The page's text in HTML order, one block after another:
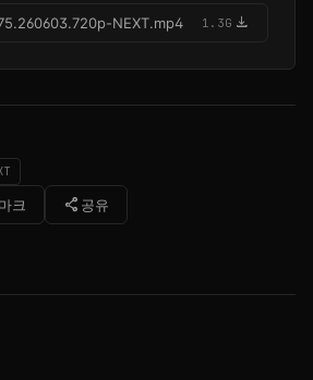
NEXT.mp4 1.3G download
크 share 공유